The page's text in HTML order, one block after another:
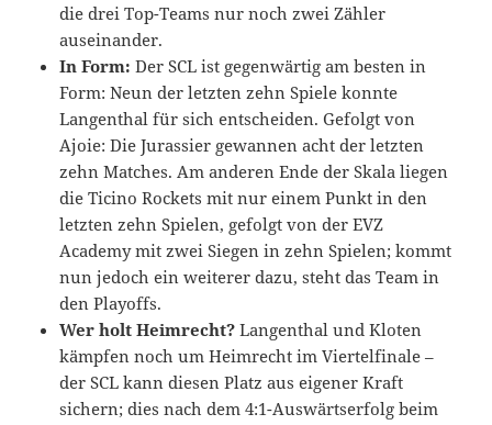
die drei Top-Teams nur noch zwei Zähler
auseinander.
In Form:Der SCL ist gegenwärtig am besten in
Form: Neun der letzten zehn Spiele konnte
Langenthal für sich entscheiden. Gefolgt von
Ajoie: Die Jurassier gewannen acht der letzten
zehn Matches. Am anderen Ende der Skala liegen
die Ticino Rockets mit nur einem Punkt in den
letzten zehn Spielen, gefolgt von der EVZ
Academy mit zwei Siegen in zehn Spielen; kommt
nun jedoch ein weiterer dazu, steht das Team in
den Playoffs.
Wer holt Heimrecht?Langenthal und Kloten
kämpfen noch um Heimrecht im Viertelfinale –
der SCL kann diesen Platz aus eigener Kraft
sichern; dies nach dem 4:1-Auswärtserfolg beim